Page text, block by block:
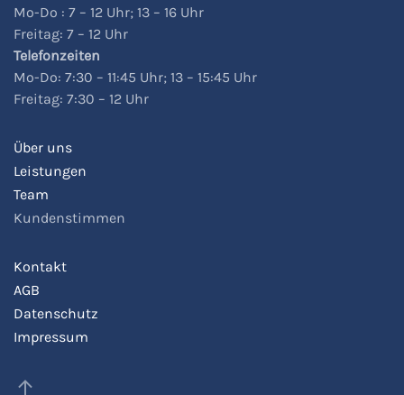
Mo-Do : 7 – 12 Uhr; 13 – 16 Uhr
Freitag: 7 – 12 Uhr
Telefonzeiten
Mo-Do: 7:30 – 11:45 Uhr; 13 – 15:45 Uhr
Freitag: 7:30 – 12 Uhr
Über uns
Leistungen
Team
Kundenstimmen
Kontakt
AGB
Datenschutz
Impressum